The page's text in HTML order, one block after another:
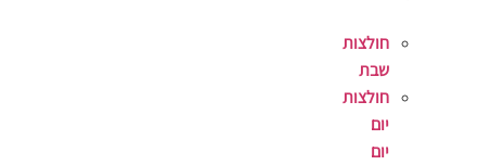
חולצות
שבת
חולצות
יום
יום